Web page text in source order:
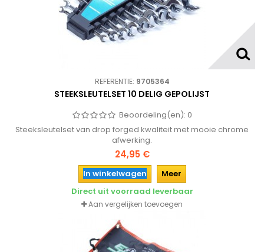
REFERENTIE: 9705364
STEEKSLEUTELSET 10 DELIG GEPOLIJST
Beoordeling(en): 0
Steeksleutelset van drop forged kwaliteit met mooie chrome
afwerking.
24,95 €
In winkelwagen
Meer
Direct uit voorraad leverbaar
Aan vergelijken toevoegen